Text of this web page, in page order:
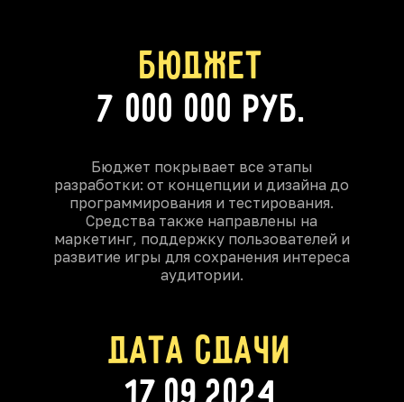
бюджет
7 000 000 руб.
Бюджет покрывает все этапы
разработки: от концепции и дизайна до
программирования и тестирования.
Средства также направлены на
маркетинг, поддержку пользователей и
развитие игры для сохранения интереса
аудитории.
Дата сдачи
17.09.2024